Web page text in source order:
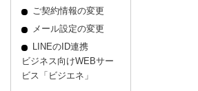
ご契約情報の変更
メール設定の変更
LINEのID連携
ビジネス向けWEBサー
ビス「ビジエネ」